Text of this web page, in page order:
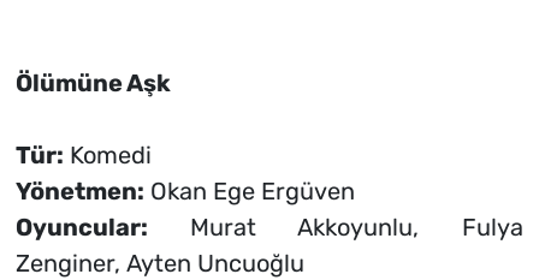
Ölümüne Aşk
Tür: Komedi
Yönetmen: Okan Ege Ergüven
Oyuncular: Murat Akkoyunlu, Fulya
Zenginer, Ayten Uncuoğlu